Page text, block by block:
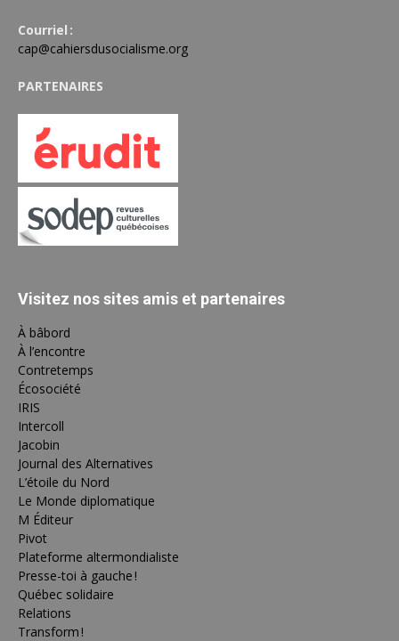
Courriel :
cap@cahiersdusocialisme.org
PARTENAIRES
Visitez nos sites amis et partenaires
À bâbord
À l’encontre
Contretemps
Écosociété
IRIS
Intercoll
Jacobin
Journal des Alternatives
L’étoile du Nord
Le Monde diplomatique
M Éditeur
Pivot
Plateforme altermondialiste
Presse-toi à gauche !
Québec solidaire
Relations
Transform !